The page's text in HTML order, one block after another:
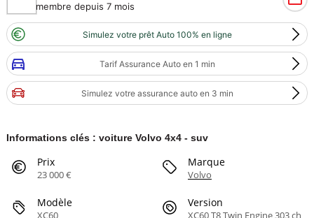
membre depuis 7 mois
Simulez votre prêt Auto 100% en ligne
Tarif Assurance Auto en 1 min
Simulez votre assurance auto en 3 min
Informations clés : voiture Volvo 4x4 - suv
Prix
23 000 €
Marque
Volvo
Modèle Version